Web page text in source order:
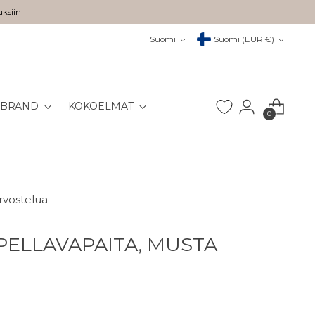
Suomi Valuutta Suomi (EUR €)
KOKOELMAT
0
MUSTA